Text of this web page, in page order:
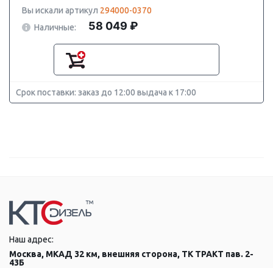
Вы искали артикул 294000-0370
Наличные:
58 049 ₽
Срок поставки: заказ до 12:00 выдача к 17:00
Наш адрес:
Москва, МКАД 32 км, внешняя сторона, ТК ТРАКТ пав. 2-
43Б